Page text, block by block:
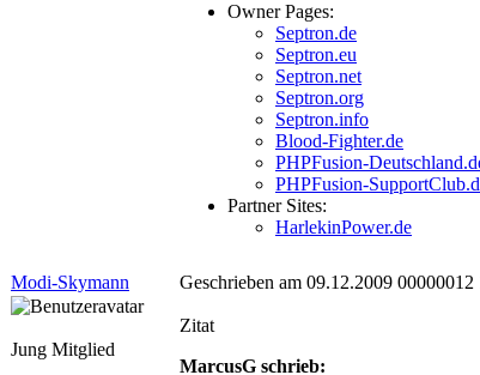
Owner Pages:
Septron.de
Septron.eu
Septron.net
Septron.org
Septron.info
Blood-Fighter.de
PHPFusion-
PHPFusion-
Partner Sites:
HarlekinPower.de
Modi-Skymann Geschrieben am 09.12.2009 00000012
Jung Mitglied
Zitat
MarcusG schrieb: